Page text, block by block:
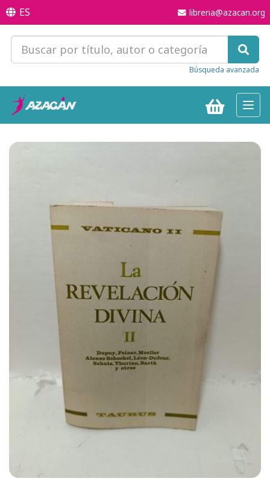
ES libreria@azacan.org
Búsqueda avanzada